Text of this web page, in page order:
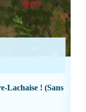
Lachaise ! (Sans